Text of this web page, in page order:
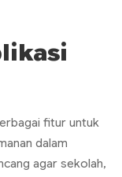
fitur untuk
dalam
agar sekolah,